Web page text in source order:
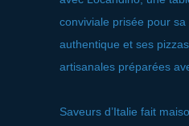
conviviale prisée pour sa
authentique et ses
artisanales préparées
Saveurs d’Italie fait